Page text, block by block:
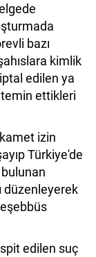
bazı
kimlik
edilen ya
ettikleri
izin
Türkiye'de
bulunan
düzenleyerek
edilen suç